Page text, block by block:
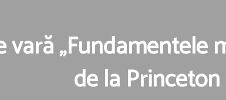
vară „Fundamentele
de la Princeton